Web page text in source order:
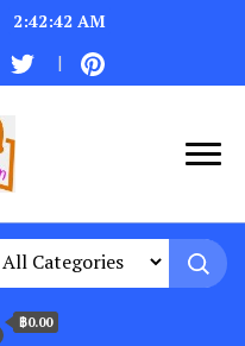
2:42:42 AM
฿0.00